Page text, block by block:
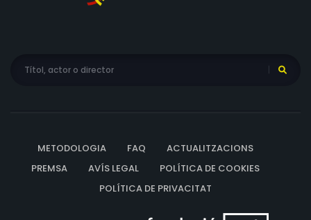
METODOLOGIA FAQ
ACTUALITZACIONS
PREMSA
AVÍS LEGAL
POLÍTICA DE COOKIES
POLÍTICA DE PRIVACITAT